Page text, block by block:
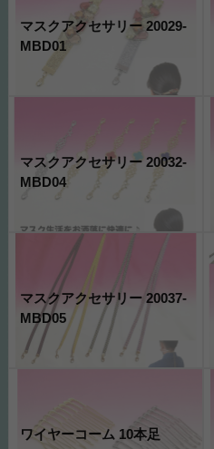
マスクアクセサリー 20029-
MBD01
マスクアクセサリー 20032-
MBD04
マスクアクセサリー 20037-
MBD05
ワイヤーコーム 10本足